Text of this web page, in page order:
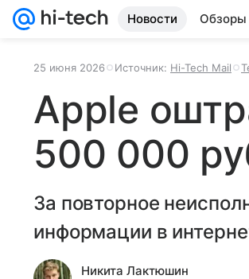
Новости Обзоры
25 июня 2026 Источник: Hi-Tech Mail
Apple
500 000
За повторное
информации в
Никита Лактюшин